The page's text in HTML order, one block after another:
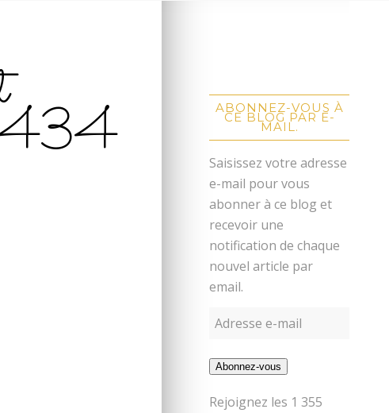
ABONNEZ-VOUS À
CE BLOG PAR E-
MAIL.
Saisissez votre adresse
e-mail pour vous
abonner à ce blog et
recevoir une
notification de chaque
nouvel article par
email.
Abonnez-vous
Rejoignez les 1 355